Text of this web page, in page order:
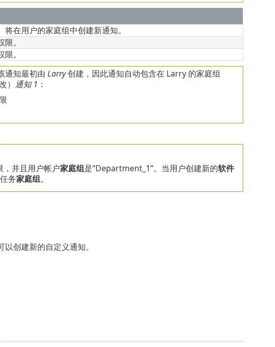
将在用户的家庭组中创建新通知。
限。
限。
通知最初由 Larry创建，因此通知自动包含在 Larry 的家庭组
） 通知 1 ：
，并且用户帐户家庭组是“Department_1”。当用户创建新的软件
务家庭组。
创建新的自定义通知。